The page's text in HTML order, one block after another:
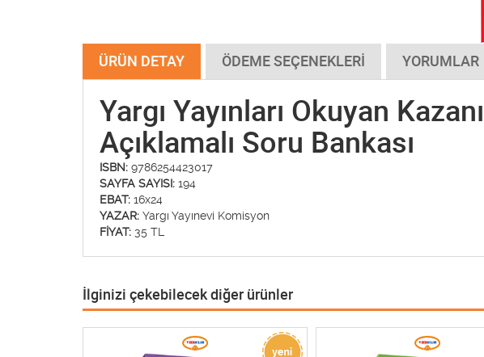
ÜRÜN DETAY ÖDEME SEÇENEKLERİ YORUMLAR
Yargı Yayınları Okuyan
Açıklamalı Soru Bankası
ISBN: 9786254423017
SAYFA SAYISI: 194
EBAT: 16x24
YAZAR: Yargı Yayınevi Komisyon
FİYAT: 35 TL
İlginizi çekebilecek diğer ürünler